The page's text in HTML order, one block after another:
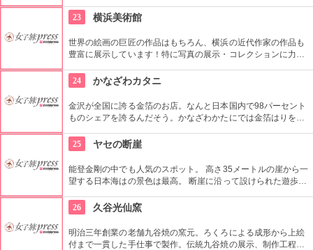
て、お祝いやお土産にも最適の一品です！使うほどに味わいが
増す銅食器もお勧めです。
23 横浜美術館
世界の絵画の巨匠の作品はもちろん、横浜の近代作家の作品も
豊富に展示しています！特に写真の展示・コレクションに力を
い！
24 かなざわカタニ
金沢が全国に誇る金箔のお店。なんと日本国内で98パーセント
ものシェアを誇るんだそう。かなざわかたにでは金箔はりを体
25
ヤセの断崖
能登金剛の中でも人気のスポット。 高さ35メートルの崖から一
望する日本海はの景色は最高。 断崖に沿って設けられた遊歩道
みよう。
26 久谷光仙窯
明治三年創業の老舗九谷焼の窯元。ろくろによる成形から上絵
付まで一貫した手仕事で製作。伝統九谷焼の展示、制作工程の